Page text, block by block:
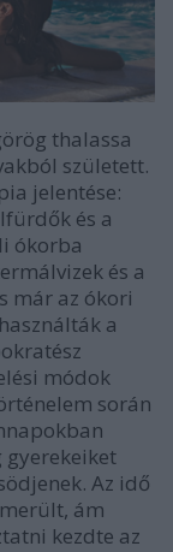
thalassa
született.
jelentése:
és a
ókorba
és a
már az ókori
a
módok
során
gyerekeiket
Az idő
ám
kezdte az